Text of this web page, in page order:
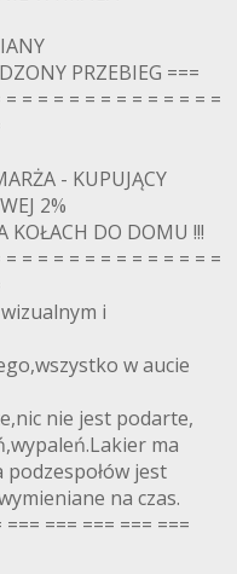
PRZEBIEG ===
= = = = = = = = = = = = =
- KUPUJĄCY
2%
DO DOMU !!!
= = = = = = = = = = = = =
i
w aucie
nie jest podarte,
ma
podzespołów jest
na czas.
=== === === ===